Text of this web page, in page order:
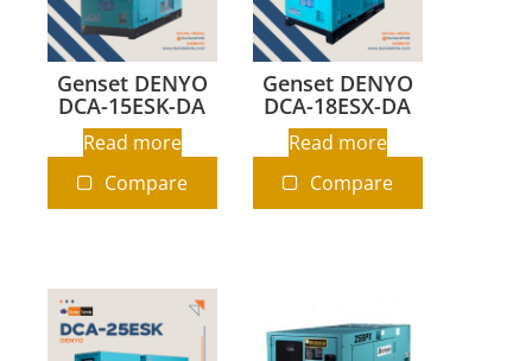
Genset DENYO
DCA-15ESK-DA
Read more
Compare
Genset DENYO
DCA-18ESX-DA
Read more
Compare